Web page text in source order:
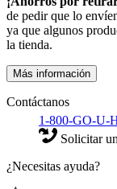
de pedir que lo
ya que algunos
la tienda.
Más información
Contáctanos
1-800-GO-U-
Solicitar
¿Necesitas ayuda?